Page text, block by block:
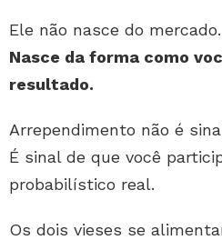
Ele não nasce do mercado.
Nasce da forma como
resultado.
Arrependimento não é
É sinal de que você
probabilístico real.
Os dois vieses se